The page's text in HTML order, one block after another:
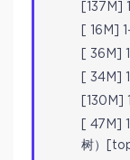
[137M]
[ 16M]
[ 36M]
[ 34M]
[130M]
[ 47M]
树）